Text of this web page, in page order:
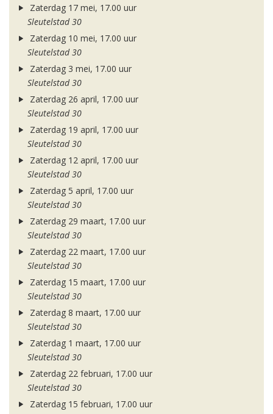
Zaterdag 17 mei, 17.00 uur
Sleutelstad 30
Zaterdag 10 mei, 17.00 uur
Sleutelstad 30
Zaterdag 3 mei, 17.00 uur
Sleutelstad 30
Zaterdag 26 april, 17.00 uur
Sleutelstad 30
Zaterdag 19 april, 17.00 uur
Sleutelstad 30
Zaterdag 12 april, 17.00 uur
Sleutelstad 30
Zaterdag 5 april, 17.00 uur
Sleutelstad 30
Zaterdag 29 maart, 17.00 uur
Sleutelstad 30
Zaterdag 22 maart, 17.00 uur
Sleutelstad 30
Zaterdag 15 maart, 17.00 uur
Sleutelstad 30
Zaterdag 8 maart, 17.00 uur
Sleutelstad 30
Zaterdag 1 maart, 17.00 uur
Sleutelstad 30
Zaterdag 22 februari, 17.00 uur
Sleutelstad 30
Zaterdag 15 februari, 17.00 uur